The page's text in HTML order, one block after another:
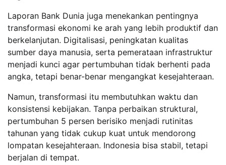
Laporan Bank Dunia juga menekankan pentingnya
transformasi ekonomi ke arah yang lebih produktif dan
berkelanjutan. Digitalisasi, peningkatan kualitas
sumber daya manusia, serta pemerataan infrastruktur
menjadi kunci agar pertumbuhan tidak berhenti pada
angka, tetapi benar-benar mengangkat kesejahteraan.
Namun, transformasi itu membutuhkan waktu dan
konsistensi kebijakan. Tanpa perbaikan struktural,
pertumbuhan 5 persen berisiko menjadi rutinitas
tahunan yang tidak cukup kuat untuk mendorong
lompatan kesejahteraan. Indonesia bisa stabil, tetapi
berjalan di tempat.